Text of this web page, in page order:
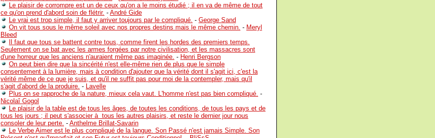
Le plaisir de corrompre est un de ceux qu'on a le moins étudié ; il en va de même de tout
ce qu'on prend d'abord soin de flétrir. - André Gide
Le vrai est trop simple, il faut y arriver toujours par le compliqué. - George Sand
On vit tous sous le même soleil avec nos propres destins mais le même chemin. - Meryl
Bleed
Il faut que tous se battent contre tous, comme firent les hordes des premiers temps.
Seulement on se bat avec les armes forgées par notre civilisation, et les massacres sont
d'une horreur que les anciens n'auraient même pas imaginée. - Henri Bergson
On peut bien dire que la sincérité n'est elle-même rien de plus que le simple
consentement à la lumière, mais à condition d'ajouter que la vérité dont il s'agit ici, c'est la
vérité même de ce que je suis, et qu'il ne suffit pas pour moi de la contempler, mais qu'il
s'agit d'abord de la produire. - Lavelle
Plus on se rapproche de la nature, mieux cela vaut. L'homme n'est pas bien compliqué. -
Nicolaî Gogol
Le plaisir de la table est de tous les âges, de toutes les conditions, de tous les pays et de
tous les jours ; il peut s'associer à tous les autres plaisirs, et reste le dernier jour nous
consoler de leur perte. - Anthelme Brillat-Savarin
Le Verbe Aimer est le plus compliqué de la langue. Son Passé n'est jamais Simple. Son